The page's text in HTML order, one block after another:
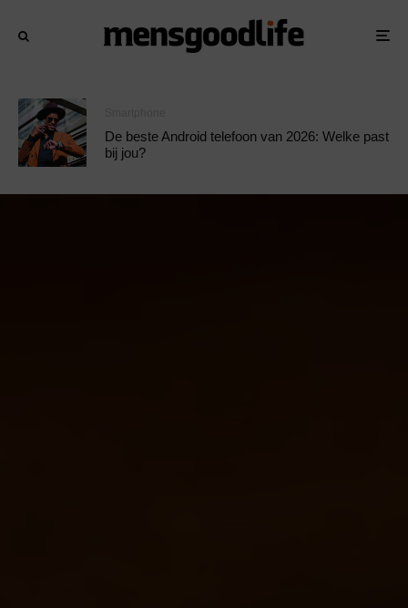
De beste Android telefoon van 2026: Welke past
bij jou?